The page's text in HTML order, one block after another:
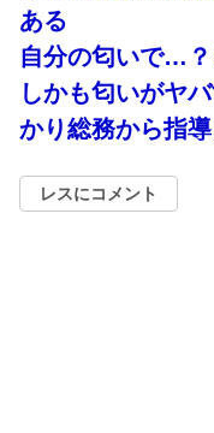
ある
自分の匂いで…
しかも匂いがヤ
かり総務から指
レスにコメント